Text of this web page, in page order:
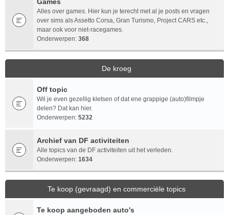
Alles over games. Hier kun je terecht met al je posts en vragen
over sims als Assetto Corsa, Gran Turismo, Project CARS etc.,
maar ook voor niet-racegames.
Onderwerpen: 368
De kroeg
Off topic
Wil je even gezellig kletsen of dat ene grappige (auto)filmpje
delen? Dat kan hier.
Onderwerpen: 5232
Archief van DF activiteiten
Alle topics van de DF activiteiten uit het verleden.
Onderwerpen: 1634
Te koop (gevraagd) en commerciële topics
Te koop aangeboden auto's